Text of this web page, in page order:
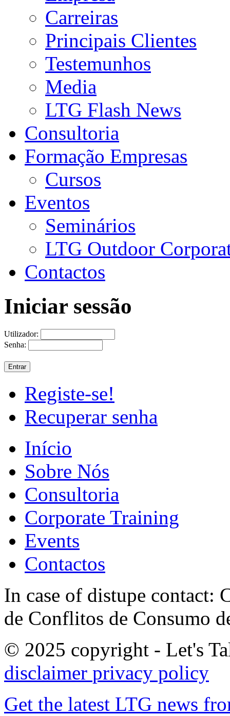
Carreiras
Principais Clientes
Testemunhos
Media
LTG Flash News
Consultoria
Formação Empresas
Cursos
Eventos
Seminários
LTG Outdoor
Contactos
Iniciar sessão
Utilizador:
Senha:
Registe-se!
Recuperar senha
Início
Sobre Nós
Consultoria
Corporate Training
Events
Contactos
In case of distupe contact:
de Conflitos de Consumo
© 2025 copyright - Let's
disclaimer privacy policy
Get the latest LTG news